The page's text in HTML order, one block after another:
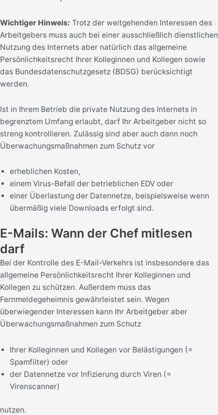
Wichtiger Hinweis: Trotz der weitgehenden Interessen des
Arbeitgebers muss auch bei einer ausschließlich dienstlichen
Nutzung des Internets aber natürlich das allgemeine
Persönlichkeitsrecht Ihrer Kolleginnen und Kollegen sowie
das Bundesdatenschutzgesetz (BDSG) berücksichtigt
werden.
Ist in Ihrem Betrieb die private Nutzung des Internets in
begrenztem Umfang erlaubt, darf Ihr Arbeitgeber nicht so
streng kontrollieren. Zulässig sind aber auch dann noch
Überwachungsmaßnahmen zum Schutz vor
erheblichen Kosten,
einem Virus-Befall der betrieblichen EDV oder
einer Überlastung der Datennetze, beispielsweise wenn
übermäßig viele Downloads erfolgt sind.
E-Mails: Wann der Chef mitlesen
darf
Bei der Kontrolle des E-Mail-Verkehrs ist insbesondere das
allgemeine Persönlichkeitsrecht Ihrer Kolleginnen und
Kollegen zu schützen. Außerdem muss das
Fernmeldegeheimnis gewährleistet sein. Wegen
überwiegender Interessen kann Ihr Arbeitgeber aber
Überwachungsmaßnahmen zum Schutz
Ihrer Kolleginnen und Kollegen vor Belästigungen (=
Spamfilter) oder
der Datennetze vor Infizierung durch Viren (=
Virenscanner)
nutzen.